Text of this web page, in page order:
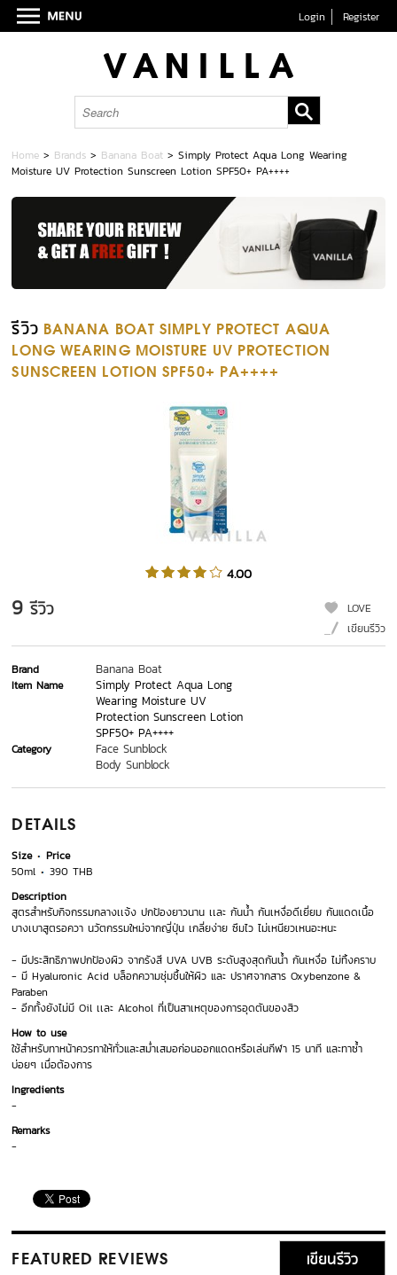
Login Register
Home > Brands > Banana Boat >Simply Protect Aqua Long Wearing
Moisture UV Protection Sunscreen Lotion SPF50+ PA++++
รีวิว BANANA BOAT SIMPLY PROTECT AQUA
LONG WEARING MOISTURE UV PROTECTION
SUNSCREEN LOTION SPF50+ PA++++
4.00
9 รีวิว
LOVE
เขียนรีวิว
Brand Banana Boat
Item Name
Simply Protect Aqua Long
Wearing Moisture UV
Protection Sunscreen Lotion
SPF50+ PA++++
Category
Face Sunblock
Body Sunblock
DETAILS
Size
Price
50ml
390 THB
Description
สูตรสำหรับกิจกรรมกลางเเจ้ง ปกป้องยาวนาน เเละ กันน้ำ กันเหงื่อดีเยี่ยม กันแดดเนื้อ
บางเบาสูตรอควา นวัตกรรมใหม่จากญี่ปุ่น เกลี่ยง่าย ซึมไว ไม่เหนียวเหนอะหนะ
- มีประสิทธิภาพปกป้องผิว จากรังสี UVA UVB ระดับสูงสุดกันน้ำ กันเหงื่อ ไม่ทิ้งคราบ
- มี Hyaluronic Acid บล็อกความชุ่มชื้นให้ผิว และ ปราศจากสาร Oxybenzone &
Paraben
- อีกทั้งยังไม่มี Oil เเละ Alcohol ที่เป็นสาเหตุของการอุดตันของสิว
How to use
ใช้สำหรับทาหน้าควรทาให้ทั่วและสม่ำเสมอก่อนออกแดดหรือเล่นกีฬา 15 นาที และทาซ้ำ
บ่อยๆ เมื่อต้องการ
Ingredients
-
Remarks
-
FEATURED REVIEWS เขียนรีวิว